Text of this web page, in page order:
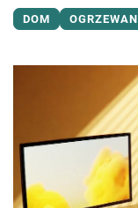
DOM